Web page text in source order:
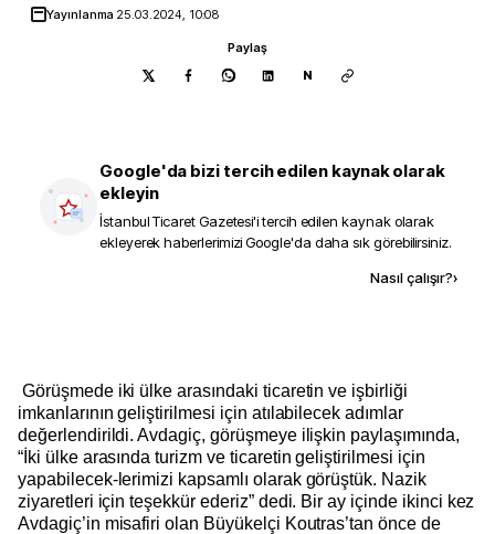
Yayınlanma 25.03.2024, 10:08
Paylaş
N
Google'da bizi tercih edilen kaynak olarak
ekleyin
İstanbul Ticaret Gazetesi'i tercih edilen kaynak olarak
ekleyerek haberlerimizi Google'da daha sık görebilirsiniz.
Nasıl çalışır?›
Görüşmede iki ülke arasındaki ticaretin ve işbirliği
imkanlarının geliştirilmesi için atılabilecek adımlar
değerlendirildi. Avdagiç, görüşmeye ilişkin paylaşımında,
“İki ülke arasında turizm ve ticaretin geliştirilmesi için
yapabilecek-lerimizi kapsamlı olarak görüştük. Nazik
ziyaretleri için teşekkür ederiz” dedi. Bir ay içinde ikinci kez
Avdagiç’in misafiri olan Büyükelçi Koutras’tan önce de